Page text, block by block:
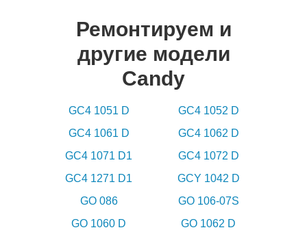
Ремонтируем и
другие модели
Candy
GC4 1051 D
GC4 1052 D
GC4 1061 D
GC4 1062 D
GC4 1071 D1
GC4 1072 D
GC4 1271 D1
GCY 1042 D
GO 086
GO 106-07S
GO 1060 D
GO 1062 D